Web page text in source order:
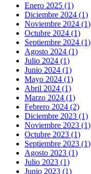
Enero 2025 (1)
Diciembre 2024 (1)
Noviembre 2024 (1)
Octubre 2024 (1)
Septiembre 2024 (1)
Agosto 2024 (1)
Julio 2024 (1)
Junio 2024 (1)
Mayo 2024 (1)
Abril 2024 (1)
Marzo 2024 (1)
Febrero 2024 (2)
Diciembre 2023 (1)
Noviembre 2023 (1)
Octubre 2023 (1)
Septiembre 2023 (1)
Agosto 2023 (1)
Julio 2023 (1)
Junio 2023 (1)